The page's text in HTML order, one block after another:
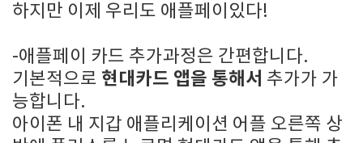
하지만 이제 우리도 애플페이있다!
-애플페이 카드 추가과정은 간편합니다.
기본적으로 현대카드 앱을 통해서 추가가 가
능합니다.
아이폰 내 지갑 애플리케이션 어플 오른쪽 상